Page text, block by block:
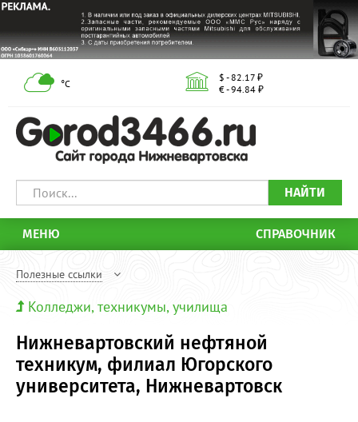
°С
$ - 82.17 ₽
€ - 94.84 ₽
НАЙТИ
МЕНЮ СПРАВОЧНИК
Полезные ссылки
Колледжи, техникумы, училища
Нижневартовский нефтяной
техникум, филиал Югорского
университета, Нижневартовск